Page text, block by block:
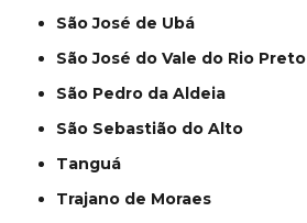
São José de Ubá
São José do Vale do Rio Preto
São Pedro da Aldeia
São Sebastião do Alto
Tanguá
Trajano de Moraes